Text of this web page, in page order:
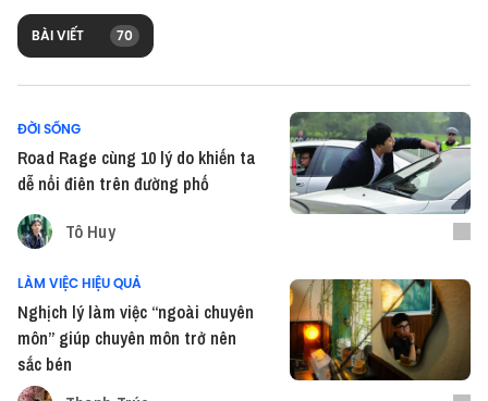
BÀI VIẾT 70
ĐỜI SỐNG
Road Rage cùng 10 lý do khiến ta
dễ nổi điên trên đường phố
Tô Huy
LÀM VIỆC HIỆU QUẢ
Nghịch lý làm việc “ngoài chuyên
môn” giúp chuyên môn trở nên
sắc bén